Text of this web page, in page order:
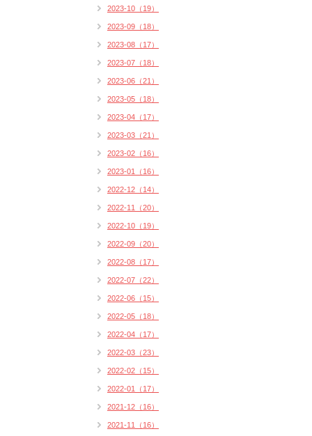
2023-10（19）
2023-09（18）
2023-08（17）
2023-07（18）
2023-06（21）
2023-05（18）
2023-04（17）
2023-03（21）
2023-02（16）
2023-01（16）
2022-12（14）
2022-11（20）
2022-10（19）
2022-09（20）
2022-08（17）
2022-07（22）
2022-06（15）
2022-05（18）
2022-04（17）
2022-03（23）
2022-02（15）
2022-01（17）
2021-12（16）
2021-11（16）